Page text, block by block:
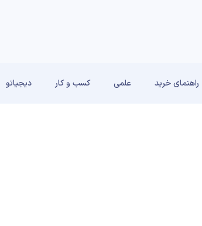
راهنمای خرید علمی کسب و کار دیجیاتو